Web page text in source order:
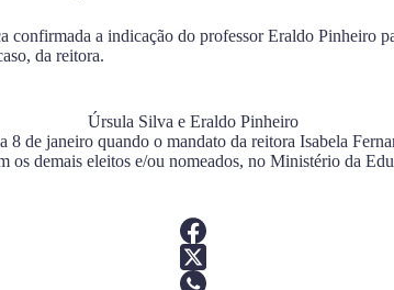
confirmada a indicação do professor Eraldo Pinheiro
da reitora.
Úrsula Silva e Eraldo Pinheiro
8 de janeiro quando o mandato da reitora Isabela
os demais eleitos e/ou nomeados, no Ministério da